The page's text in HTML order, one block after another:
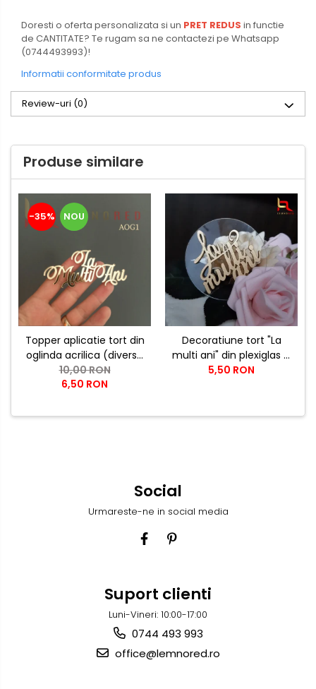
Doresti o oferta personalizata si un PRET REDUS in functie
de CANTITATE? Te rugam sa ne contactezi pe Whatsapp
(0744493993)!
Informatii conformitate produs
Review-uri (0)
Produse similare
-35% NOU
Topper aplicatie tort din
oglinda acrilica (diverse
modele) - PRODUSUL
LUNII
10,00 RON
6,50 RON
Decoratiune tort "La
multi ani" din plexiglas si
lemn
5,50 RON
Social
Urmareste-ne in social media
Suport clienti
Luni-Vineri: 10:00-17:00
0744 493 993
office@lemnored.ro